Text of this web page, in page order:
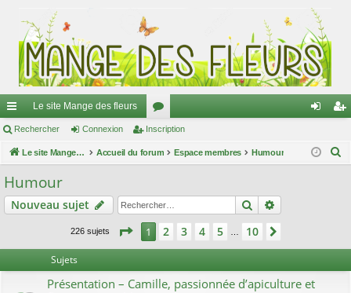
ac
co
ur
ci
Le site Mange des fleurs
or
u
s
ne cri
Rechercher Connexion Inscription
Le site Mange des fleurs Accueil du forum Espace membres Humour
h
Humour
Nouveau sujet Rechercher
226 sujets Page 1sur 10
1 2 3 4 5 10
Sujets
Présentation – Camille, passionnée d’apiculture et